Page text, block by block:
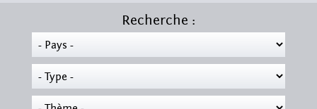
Recherche :